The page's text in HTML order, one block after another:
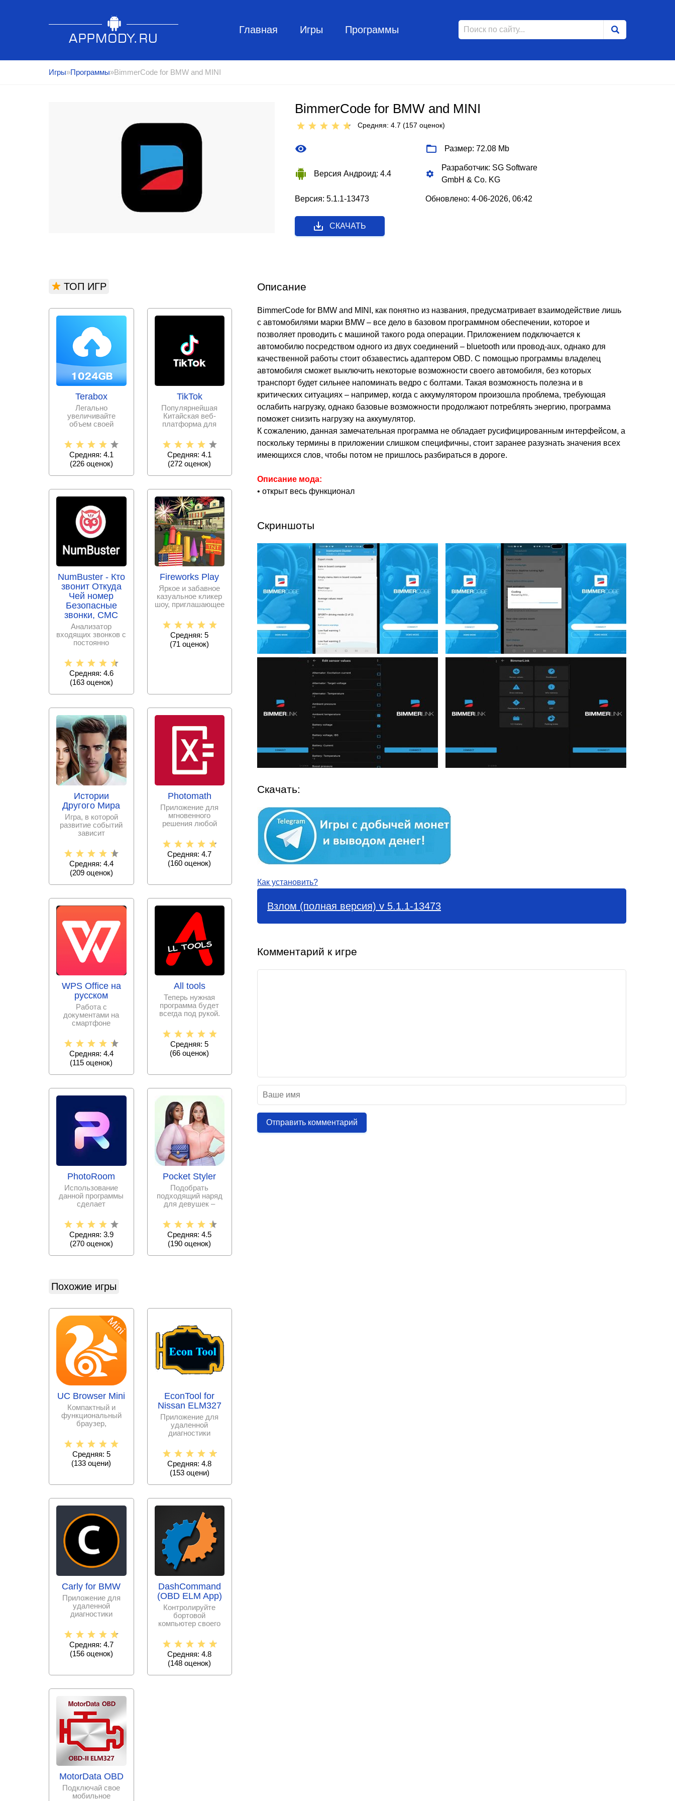
Главная Игры Программы
Игры»Программы»BimmerCode for BMW and MINI
BimmerCode for BMW and MINI
Средняя: 4.7 (157 оценок)
Размер: 72.08 Mb
Версия Андроид: 4.4
Разработчик: SG Software
GmbH & Co. KG
Версия: 5.1.1-13473 Обновлено: 4-06-2026, 06:42
СКАЧАТЬ
Описание
BimmerCode for BMW and MINI, как понятно из названия, предусматривает взаимодействие лишь
с автомобилями марки BMW – все дело в базовом программном обеспечении, которое и
позволяет проводить с машиной такого рода операции. Приложением подключается к
автомобилю посредством одного из двух соединений – bluetooth или провод-aux, однако для
качественной работы стоит обзавестись адаптером OBD. С помощью программы владелец
автомобиля сможет выключить некоторые возможности своего автомобиля, без которых
транспорт будет сильнее напоминать ведро с болтами. Такая возможность полезна и в
критических ситуациях – например, когда с аккумулятором произошла проблема, требующая
ослабить нагрузку, однако базовые возможности продолжают потреблять энергию, программа
поможет снизить нагрузку на аккумулятор.
К сожалению, данная замечательная программа не обладает русифицированным интерфейсом, а
поскольку термины в приложении слишком специфичны, стоит заранее разузнать значения всех
имеющихся слов, чтобы потом не пришлось разбираться в дороге.
Описание мода:
• открыт весь функционал
Скриншоты
Скачать:
Как установить?
Взлом (полная версия) v 5.1.1-13473
Комментарий к игре
Отправить комментарий
ТОП ИГР
Terabox
Легально
увеличивайте
объем своей
всю необходимую
информацию и
Средняя: 4.1
(226оценок)
TikTok
Популярнейшая
Китайская веб-
платформа для
публикации
коротких
видеороликов
Средняя: 4.1
(272 оценок)
NumBuster - Кто
звонит Откуда
Чей номер
Безопасные
звонки, СМС
Анализатор
входящих звонков с
постоянно
спам – номеров,
Средняя: 4.6
(163оценок)
Fireworks Play
Яркое и забавное
казуальное кликер
шоу, приглашающее
команды по
Средняя: 5
(71 оценок)
Истории
Другого Мира
Игра, в которой
развитие событий
зависит
принятых тобой
решениях.
Средняя: 4.4
(209оценок)
Photomath
Приложение для
мгновенного
решения любой
задачи с
пошаговыми
Средняя: 4.7
(160 оценок)
WPS Office на
русском
Работа с
документами на
смартфоне
проще с набором
офисных программ,
Средняя: 4.4
(115 оценок)
All tools
Теперь нужная
программа будет
всегда под рукой.
скачивать тысячи
Средняя: 5
(66 оценок)
PhotoRoom
Использование
данной программы
сделает
фотографий
простым и
Средняя: 3.9
(270оценок)
Pocket Styler
Подобрать
подходящий наряд
для девушек –
непростое.
Испытайте свои
силы в
Средняя: 4.5
(190 оценок)
Похожие игры
UC Browser Mini
Компактный и
функциональный
браузер,
под технические
возможности
Средняя: 5
(133 оцени)
EconTool for
Nissan ELM327
Приложение для
удаленной
диагностики
с адаптером elm327
в режиме
Средняя: 4.8
(153оцени)
Carly for BMW
Приложение для
удаленной
диагностики
систем на
автомобилях марки
BMW,
Средняя: 4.7
(156оценок)
DashCommand
(OBD ELM App)
Контролируйте
бортовой
компьютер своего
отслеживайте
работу систем и
Средняя: 4.8
(148 оценок)
MotorData OBD
Подключай свое
мобильное